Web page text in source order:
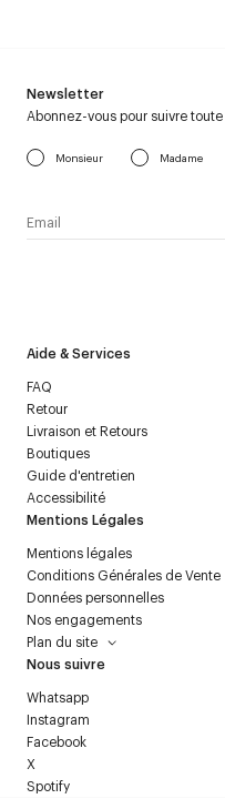
Aide & Services
FAQ
Retour
Livraison et Retours
Boutiques
Guide d'entretien
Accessibilité
Mentions Légales
Mentions légales
Conditions Générales de Vente
Données personnelles
Nos engagements
Plan du site
Nous suivre
Whatsapp
Instagram
Facebook
X
Spotify
Newsletter
Abonnez-vous pour suivre
Monsieur Madame